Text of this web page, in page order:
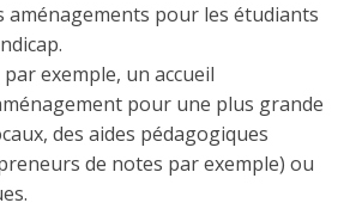
aménagements pour les étudiants
exemple, un accueil
pour une plus grande
des aides pédagogiques
de notes par exemple) ou